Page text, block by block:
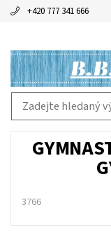
+420 777 341 666
3766